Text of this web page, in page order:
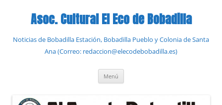
contenidoAsoc. Cultural El Eco de Bobadilla
Noticias de Bobadilla Estación, Bobadilla Pueblo y Colonia de Santa
Ana (Correo: redaccion@elecodebobadilla.es)
Menú